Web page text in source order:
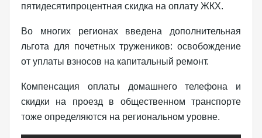
пятидесятипроцентная скидка на оплату ЖКХ.
Во многих регионах введена дополнительная
льгота для почетных тружеников: освобождение
от уплаты взносов на капитальный ремонт.
Компенсация оплаты домашнего телефона и
скидки на проезд в общественном транспорте
тоже определяются на региональном уровне.